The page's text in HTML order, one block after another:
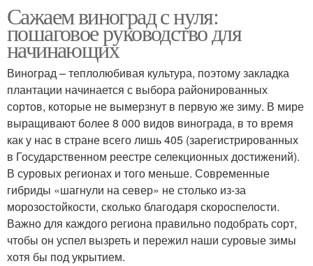
Сажаем виноград с нуля:
пошаговое руководство для
начинающих
Виноград – теплолюбивая культура, поэтому закладка
плантации начинается с выбора районированных
сортов, которые не вымерзнут в первую же зиму. В мире
выращивают более 8 000 видов винограда, в то время
как у нас в стране всего лишь 405 (зарегистрированных
в Государственном реестре селекционных достижений).
В суровых регионах и того меньше. Современные
гибриды «шагнули на север» не столько из-за
морозостойкости, сколько благодаря скороспелости.
Важно для каждого региона правильно подобрать сорт,
чтобы он успел вызреть и пережил наши суровые зимы
хотя бы под укрытием.